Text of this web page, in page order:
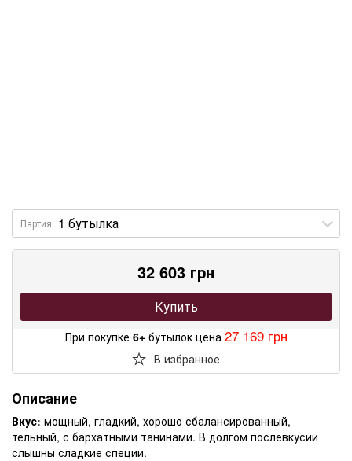
Партия:
32 603 грн
Купить
При покупке 6+бутылок цена 27 169 грн
В избранное
Описание
Вкус: мощный, гладкий, хорошо сбалансированный,
тельный, с бархатными танинами. В долгом послевкусии
слышны сладкие специи.